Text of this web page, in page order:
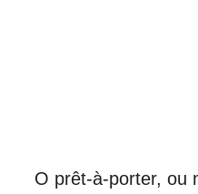
O prêt-à-porter, ou